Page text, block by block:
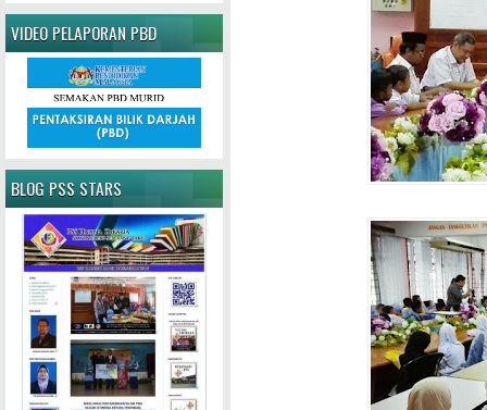
VIDEO PELAPORAN PBD
BLOG PSS STARS